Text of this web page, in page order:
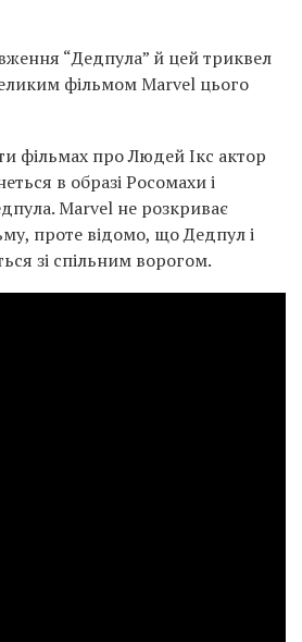
“Дедпула” й цей триквел
фільмом Marvel цього
фільмах про Людей Ікс актор
в образі Росомахи і
Marvel не розкриває
проте відомо, що Дедпул і
зі спільним ворогом.